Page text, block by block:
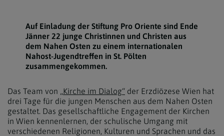
Auf Einladung der Stiftung Pro Oriente sind Ende
Jänner 22 junge Christinnen und Christen aus
dem Nahen Osten zu einem internationalen
Nahost-Jugendtreffen in St. Pölten
zusammengekommen.
Das Team von „Kirche im Dialog“ der Erzdiözese Wien hat
drei Tage für die jungen Menschen aus dem Nahen Osten
gestaltet. Das gesellschaftliche Engagement der Kirchen
in Wien kennenlernen, der schulische Umgang mit
verschiedenen Religionen, Kulturen und Sprachen und das